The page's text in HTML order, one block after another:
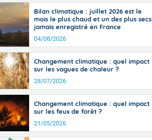
entre
en Anjou.
pointes
Bilan climatique : juillet 2026 est le
mois le plus chaud et un des plus secs
jamais enregistré en France
04/08/2026
Changement climatique : quel impact
sur les vagues de chaleur ?
28/07/2026
Changement climatique : quel impact
sur les feux de forêt ?
21/05/2026